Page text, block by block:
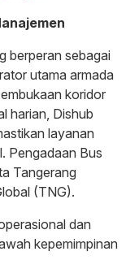
berperan sebagai
utama armada
koridor
harian, Dishub
layanan
Pengadaan Bus
Tangerang
(TNG).
dan
kepemimpinan